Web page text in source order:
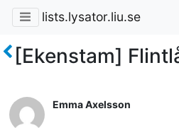
lists.lysator.liu.se
[Ekenstam]
Emma Axelsson